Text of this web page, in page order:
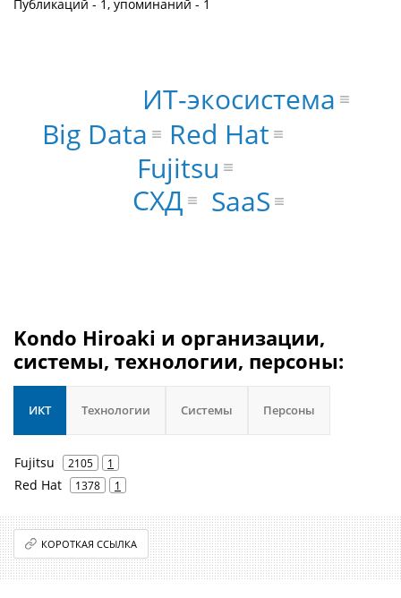
Публикаций - 1, упоминаний - 1
Fujitsu
Red Hat
СХД
SaaS
ИТ-экосистема
Big Data
Kondo Hiroaki и организации,
системы, технологии, персоны:
ИКТ Технологии Системы Персоны
Fujitsu 2105 1
Red Hat 1378 1
КОРОТКАЯ ССЫЛКА